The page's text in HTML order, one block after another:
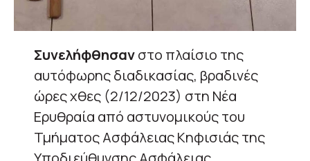
Συνελήφθησανστο πλαίσιο της
αυτόφωρης διαδικασίας, βραδινές
ώρες χθες (2/12/2023) στη Νέα
Ερυθραία από αστυνομικούς του
Τμήματος Ασφάλειας Κηφισιάς της